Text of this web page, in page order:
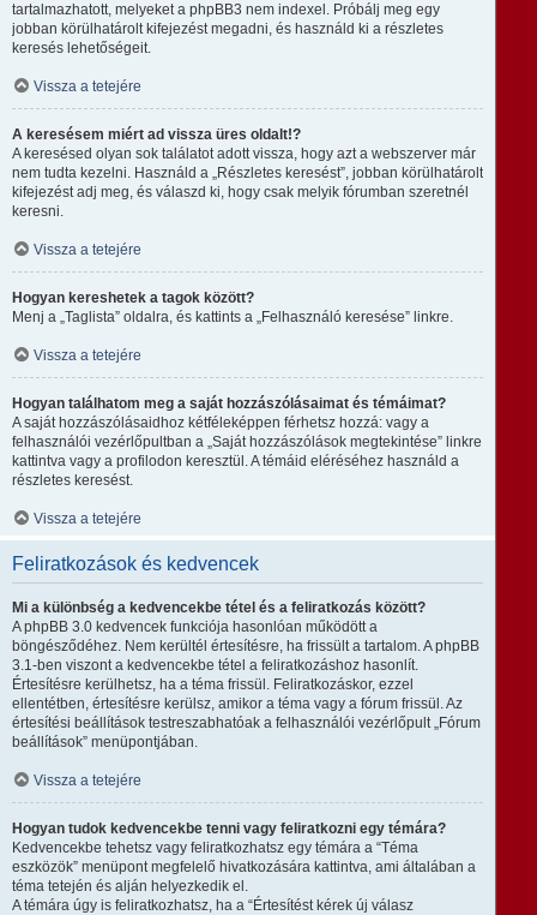
tartalmazhatott, melyeket a phpBB3 nem indexel. Próbálj meg egy
jobban körülhatárolt kifejezést megadni, és használd ki a részletes
keresés lehetőségeit.
Vissza a tetejére
A keresésem miért ad vissza üres oldalt!?
A keresésed olyan sok találatot adott vissza, hogy azt a webszerver már
nem tudta kezelni. Használd a „Részletes keresést”, jobban körülhatárolt
kifejezést adj meg, és válaszd ki, hogy csak melyik fórumban szeretnél
keresni.
Vissza a tetejére
Hogyan kereshetek a tagok között?
Menj a „Taglista” oldalra, és kattints a „Felhasználó keresése” linkre.
Vissza a tetejére
Hogyan találhatom meg a saját hozzászólásaimat és témáimat?
A saját hozzászólásaidhoz kétféleképpen férhetsz hozzá: vagy a
felhasználói vezérlőpultban a „Saját hozzászólások megtekintése” linkre
kattintva vagy a profilodon keresztül. A témáid eléréséhez használd a
részletes keresést.
Vissza a tetejére
Feliratkozások és kedvencek
Mi a különbség a kedvencekbe tétel és a feliratkozás között?
A phpBB 3.0 kedvencek funkciója hasonlóan működött a
böngésződéhez. Nem kerültél értesítésre, ha frissült a tartalom. A phpBB
3.1-ben viszont a kedvencekbe tétel a feliratkozáshoz hasonlít.
Értesítésre kerülhetsz, ha a téma frissül. Feliratkozáskor, ezzel
ellentétben, értesítésre kerülsz, amikor a téma vagy a fórum frissül. Az
értesítési beállítások testreszabhatóak a felhasználói vezérlőpult „Fórum
beállítások” menüpontjában.
Vissza a tetejére
Hogyan tudok kedvencekbe tenni vagy feliratkozni egy témára?
Kedvencekbe tehetsz vagy feliratkozhatsz egy témára a “Téma
eszközök” menüpont megfelelő hivatkozására kattintva, ami általában a
téma tetején és alján helyezkedik el.
A témára úgy is feliratkozhatsz, ha a “Értesítést kérek új válasz